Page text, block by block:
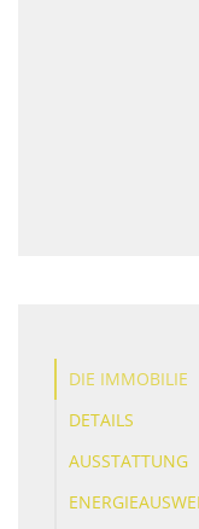
DIE IMMOBILIE
DETAILS
AUSSTATTUNG